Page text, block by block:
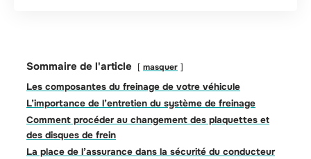
Sommaire de l'article masquer
Les composantes du freinage de votre véhicule
L’importance de l’entretien du système de freinage
Comment procéder au changement des plaquettes et
des disques de frein
La place de l’assurance dans la sécurité du conducteur